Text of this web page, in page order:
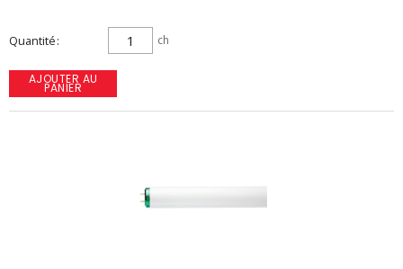
Quantité ch
AJOUTER AU
PANIER